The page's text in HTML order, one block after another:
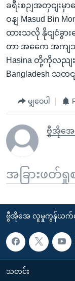
ခရီးစဉျအတှငျးမှာ
ဝနျ Masud Bin
ထားသလို နိုငျငံခွားရ
တာ အကေေ အကျဘျ
Hasina တို့ကိုလညျ
Bangladesh သတ
မျှဝေပါ
ဗွီအိုအေ (
အခြားဖတ်ရှုစ
ဗွီအိုအေ လူမှုကွန်ယက်မ
သတင်း